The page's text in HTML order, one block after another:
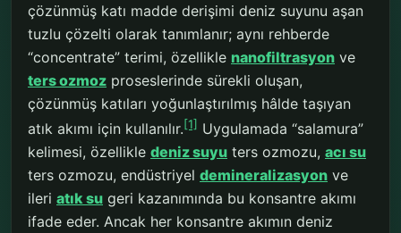
çözünmüş katı madde derişimi deniz suyunu aşan
tuzlu çözelti olarak tanımlanır; aynı rehberde
“concentrate” terimi, özellikle nanofiltrasyon ve
ters ozmoz proseslerinde sürekli oluşan,
çözünmüş katıları yoğunlaştırılmış hâlde taşıyan
atık akımı için kullanılır.[1] Uygulamada “salamura”
kelimesi, özellikle deniz suyu ters ozmozu, acı su
ters ozmozu, endüstriyel demineralizasyon ve
ileri atık su geri kazanımında bu konsantre akımı
ifade eder. Ancak her konsantre akımın deniz